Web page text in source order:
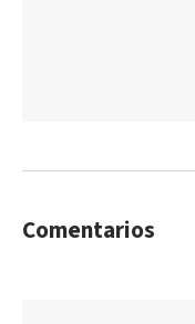
Comentarios